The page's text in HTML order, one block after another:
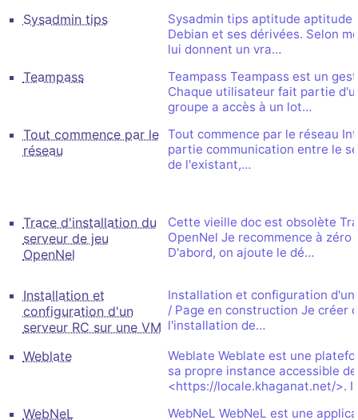
Sysadmin tips
Sysadmin tips aptitude
Debian et ses dérivées. Selon
lui donnent un vra…
Teampass
Teampass Teampass est un
Chaque utilisateur fait partie
groupe a accès à un lot…
Tout commence par le
réseau
Tout commence par le réseau
partie communication entre le
de l'existant,…
Trace d'installation du
serveur de jeu
OpenNel
Cette vieille doc est obsolète
OpenNel Je recommence à
D'abord, on ajoute le dé…
Installation et
configuration d'un
serveur RC sur une VM
Installation et configuration d'un
/ Page en construction Je créer
l'installation de…
Weblate
Weblate Weblate est une
sa propre instance accessible
<https://locale.khaganat.net/>.
WebNeL
WebNeL WebNeL est une